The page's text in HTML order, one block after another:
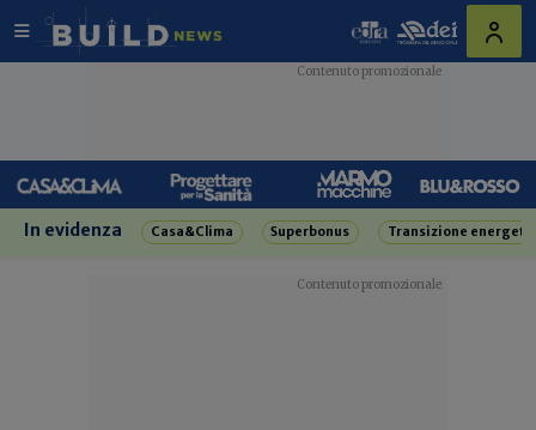
In evidenza Casa&Clima Superbonus Transizione